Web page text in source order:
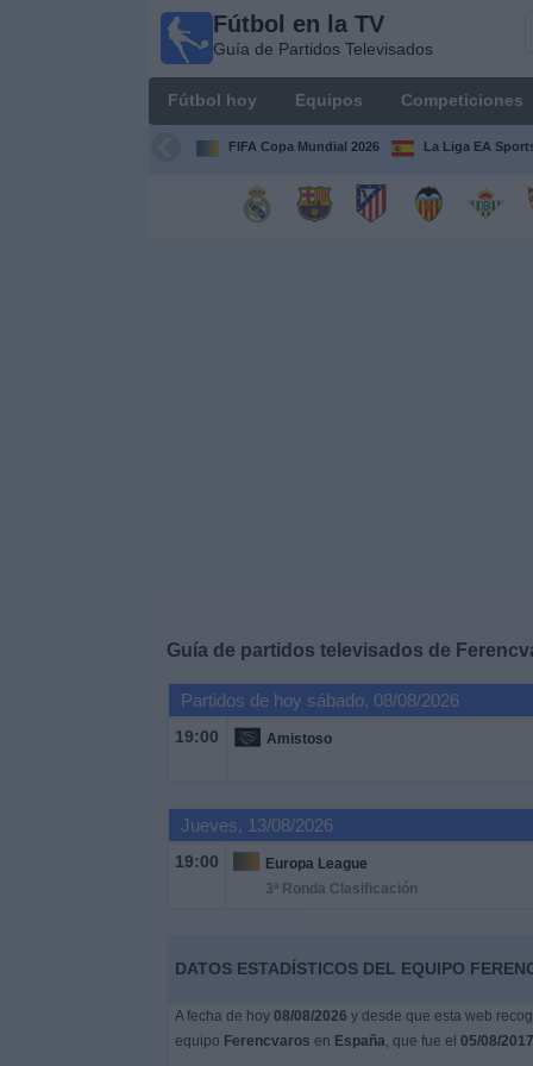
Fútbol en la TV
Guía de Partidos Televisados
Fútbol hoy Equipos Competiciones
FIFA Copa Mundial 2026 La Liga EA
Guía de partidos televisados de
Partidos de hoy sábado, 08/08/2026
19:00 Amistoso
Jueves, 13/08/2026
19:00
Europa League
3ª Ronda Clasificación
DATOS ESTADÍSTICOS DEL EQUIPO
A fecha de hoy 08/08/2026 y desde que esta web
equipo Ferencvaros en España, que fue el 05/08/2017